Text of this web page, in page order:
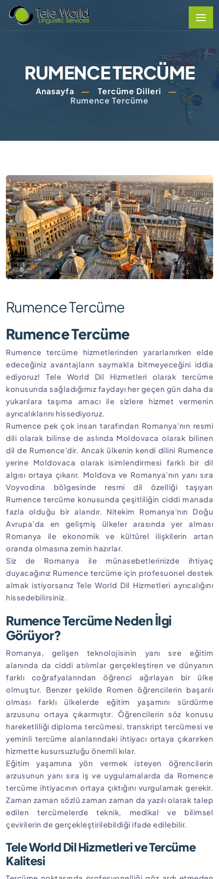
RUMENCE TERCÜME
Anasayfa
Tercüme Dilleri
Rumence Tercüme
Rumence Tercüme
Rumence Tercüme
Rumence tercüme hizmetlerinden yararlanırken elde
edeceğiniz avantajların saymakla bitmeyeceğini iddia
ediyoruz! Tele World Dil Hizmetleri olarak tercüme
konusunda sağladığımız faydayı her geçen gün daha da
yukarılara taşıma amacı ile sizlere hizmet vermenin
ayrıcalıklarını hissediyoruz.
Rumence pek çok insan tarafından Romanya’nın resmi
dili olarak bilinse de aslında Moldovaca olarak bilinen
dil de Rumence’dir. Ancak ülkenin kendi dilini Rumence
yerine Moldovaca olarak isimlendirmesi farklı bir dil
algısı ortaya çıkarır. Moldova ve Romanya’nın yanı sıra
Voyvodina bölgesinde resmi dil özelliği taşıyan
Rumence tercüme konusunda çeşitliliğin ciddi manada
fazla olduğu bir alandır. Nitekim Romanya’nın Doğu
Avrupa’da en gelişmiş ülkeler arasında yer alması
Romanya ile ekonomik ve kültürel ilişkilerin artan
oranda olmasına zemin hazırlar.
Siz de Romanya ile münasebetlerinizde ihtiyaç
duyacağınız Rumence tercüme için profesuonel destek
almak istiyorsanız Tele World Dil Hizmetleri ayrıcalığını
hissedebilirsiniz.
Rumence Tercüme Neden İlgi
Görüyor?
Romanya, gelişen teknolojisinin yanı sıre eğitim
alanında da ciddi atılımlar gerçekleştiren ve dünyanın
farklı coğrafyalarından öğrenci ağırlayan bir ülke
olmuştur. Benzer şekilde Romen öğrencilerin başarılı
olması farklı ülkelerde eğitim yaşamını sürdürme
arzusunu ortaya çıkarmıştır. Öğrencilerin söz konusu
hareketliliği diploma tercümesi, transkript tercümesi ve
yeminli tercüme alanlarındaki ihtiyacı ortaya çıkarırken
hizmette kusursuzluğu önemli kılar.
Eğitim yaşamına yön vermek isteyen öğrencilerin
arzusunun yanı sıra iş ve uygulamalarda da Romence
tercüme ihtiyacının ortaya çıktığını vurgulamak gerekir.
Zaman zaman sözlü zaman zaman da yazılı olarak talep
edilen tercümelerde teknik, medikal ve bilimsel
çevirilerin de gerçekleştirilebildiği ifade edilebilir.
Tele World Dil Hizmetleri ve Tercüme
Kalitesi